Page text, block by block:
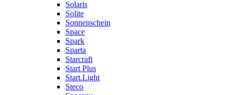
Solaris
Solite
Sonnenschein
Space
Spark
Sparta
Starcraft
Start Plus
Start.Light
Steco